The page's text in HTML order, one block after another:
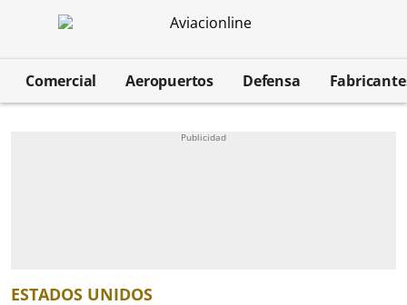
Comercial Aeropuertos Defensa
ESTADOS UNIDOS